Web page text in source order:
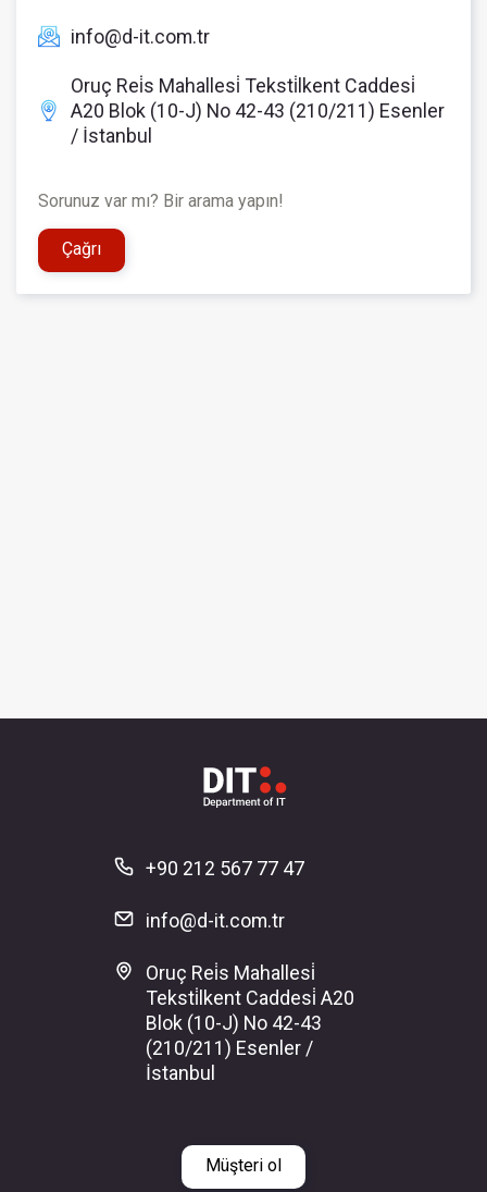
info@d-it.com.tr
Oruç Rei̇s Mahallesi̇ Teksti̇lkent Caddesi̇
A20 Blok (10-J) No 42-43 (210/211) Esenler
/ İstanbul
Sorunuz var mı? Bir arama yapın!
Çağrı
+90 212 567 77 47
info@d-it.com.tr
Oruç Rei̇s Mahallesi̇
Teksti̇lkent Caddesi̇ A20
Blok (10-J) No 42-43
(210/211) Esenler /
İstanbul
Müşteri ol